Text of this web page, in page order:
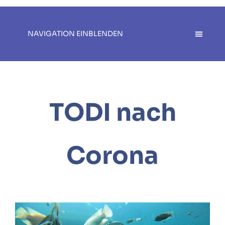
NAVIGATION EINBLENDEN
TODI nach
Corona